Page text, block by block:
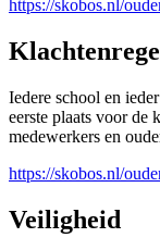
https://skobos.nl/
Iedere school en
eerste plaats voor de
medewerkers en
https://skobos.nl/
Veiligheid